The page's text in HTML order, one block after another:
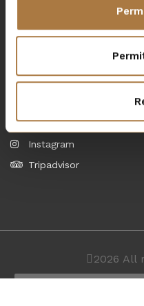
Turísticos com o Nº 4526
Registado no Registo
Turística com o Nº 314/2019
Facebook
Instagram
Tripadvisor
2026 All